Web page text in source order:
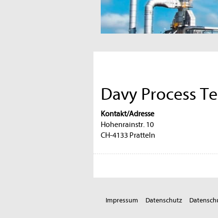
Davy Process
Kontakt/Adresse
Hohenrainstr. 10
CH-4133 Pratteln
Impressum Datenschutz